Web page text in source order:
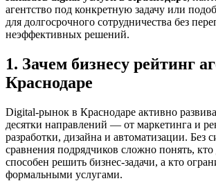
агентство под конкретную задачу или
для долгосрочного сотрудничества без
неэффективных решений.
1. Зачем бизнесу рейтинг
Краснодаре
Digital-рынок в Краснодаре активно
десятки направлений — от маркетинга и
разработки, дизайна и автоматизации. Без
сравнения подрядчиков сложно понять, кто
способен решить бизнес-задачи, а кто
формальными услугами.